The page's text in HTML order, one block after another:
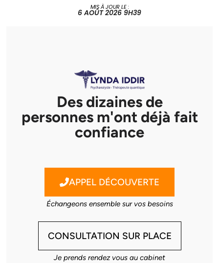
MIS À JOUR LE :
6 AOÛT 2026 9H39
Des dizaines de
personnes m'ont déjà fait
confiance
APPEL DÉCOUVERTE
Échangeons ensemble sur vos besoins
CONSULTATION SUR PLACE
Je prends rendez vous au cabinet